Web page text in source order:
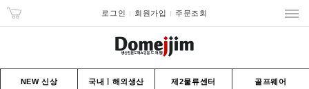
로그인 회원가입 주문조회
NEW 신상 국내ㅣ해외생산 제2물류센터 골프웨어